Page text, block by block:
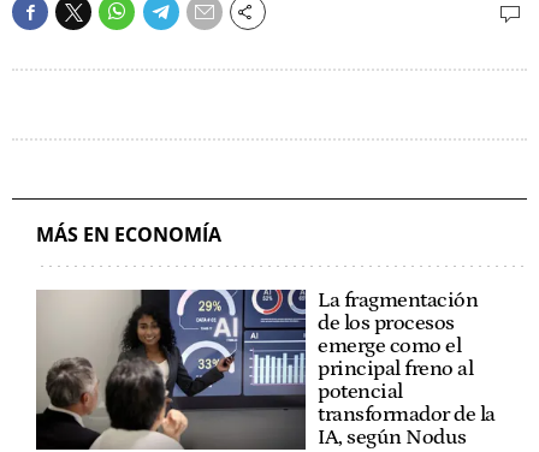
MÁS EN ECONOMÍA
La fragmentación
de los procesos
emerge como el
principal freno al
potencial
transformador de la
IA, según Nodus